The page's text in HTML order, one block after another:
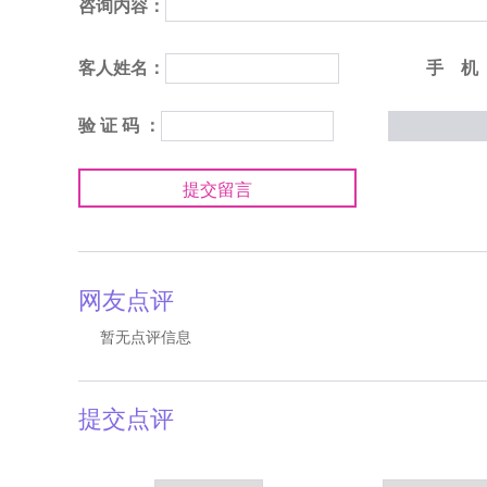
咨询内容：
客人姓名： 手 机
验 证 码 ：
提交留言
网友点评
暂无点评信息
提交点评